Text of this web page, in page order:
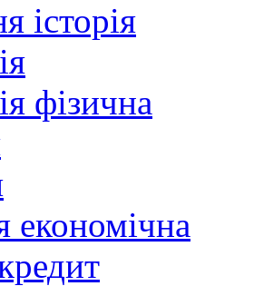
історія
фізична
економічна